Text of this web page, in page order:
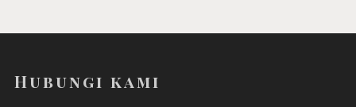
Hubungi kami